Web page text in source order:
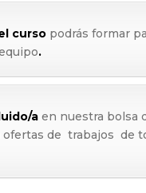
cursopodrás formar
.
a en nuestra bolsa
ofertas de trabajos de